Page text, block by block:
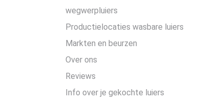
wegwerpluiers
Productielocaties wasbare luiers
Markten en beurzen
Over ons
Reviews
Info over je gekochte luiers